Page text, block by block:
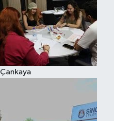
Çankaya